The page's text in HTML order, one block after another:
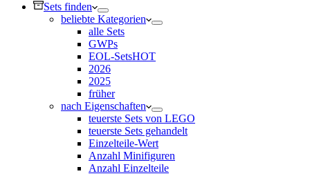
Sets finden
beliebte Kategorien
alle Sets
GWPs
EOL-SetsHOT
2026
2025
früher
nach Eigenschaften
teuerste Sets von LEGO
teuerste Sets gehandelt
Einzelteile-Wert
Anzahl Minifiguren
Anzahl Einzelteile